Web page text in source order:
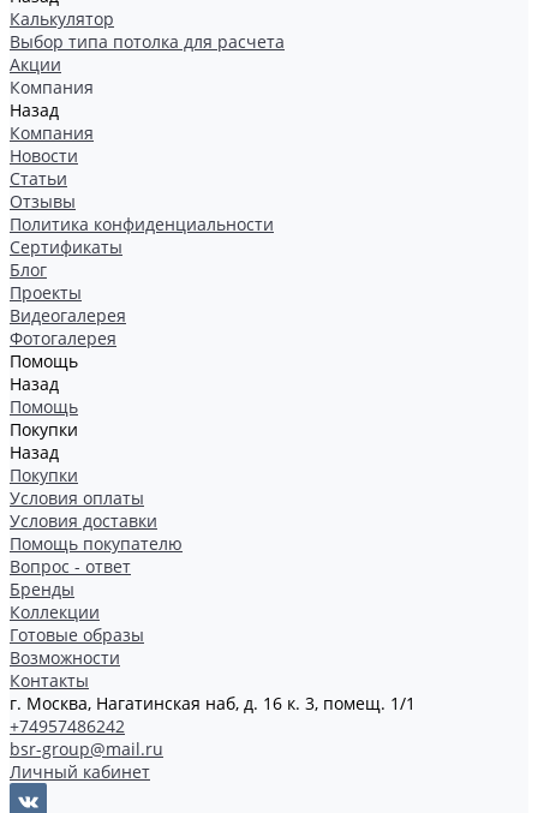
Калькулятор
Выбор типа потолка для расчета
Акции
Компания
Назад
Компания
Новости
Статьи
Отзывы
Политика конфиденциальности
Сертификаты
Блог
Проекты
Видеогалерея
Фотогалерея
Помощь
Назад
Помощь
Покупки
Назад
Покупки
Условия оплаты
Условия доставки
Помощь покупателю
Вопрос - ответ
Бренды
Коллекции
Готовые образы
Возможности
Контакты
г. Москва, Нагатинская наб, д. 16 к. 3, помещ. 1/1
+74957486242
bsr-group@mail.ru
Личный кабинет